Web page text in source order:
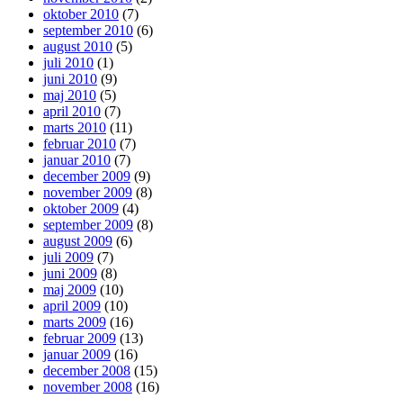
oktober 2010 (7)
september 2010 (6)
august 2010 (5)
juli 2010 (1)
juni 2010 (9)
maj 2010 (5)
april 2010 (7)
marts 2010 (11)
februar 2010 (7)
januar 2010 (7)
december 2009 (9)
november 2009 (8)
oktober 2009 (4)
september 2009 (8)
august 2009 (6)
juli 2009 (7)
juni 2009 (8)
maj 2009 (10)
april 2009 (10)
marts 2009 (16)
februar 2009 (13)
januar 2009 (16)
december 2008 (15)
november 2008 (16)